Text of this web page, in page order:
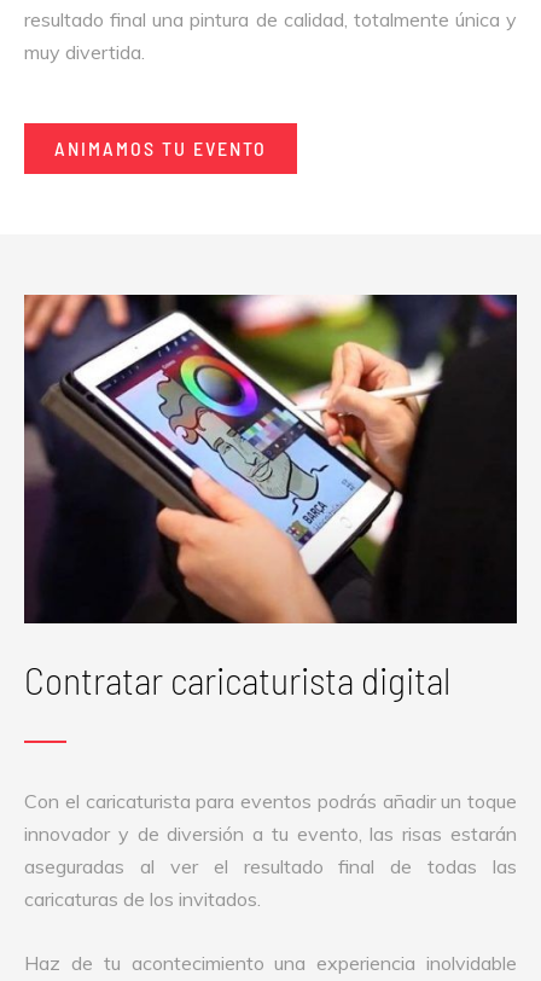
resultado final una pintura de calidad, totalmente única y
muy divertida.
ANIMAMOS TU EVENTO
Contratar caricaturista digital
Con el caricaturista para eventos podrás añadir un toque
innovador y de diversión a tu evento, las risas estarán
aseguradas al ver el resultado final de todas las
caricaturas de los invitados.
Haz de tu acontecimiento una experiencia inolvidable